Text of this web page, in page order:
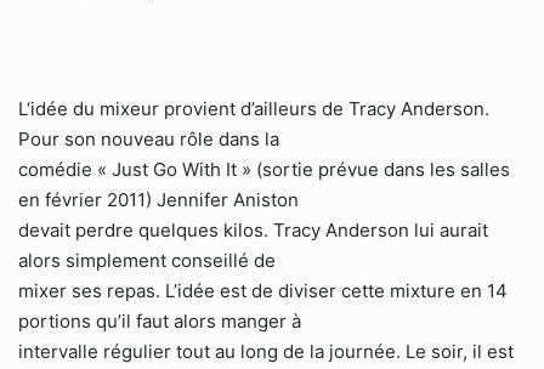
L‘idée du mixeur provient d’ailleurs de Tracy Anderson.
Pour son nouveau rôle dans la
comédie « Just Go With It » (sortie prévue dans les salles
en février 2011) Jennifer Aniston
devait perdre quelques kilos. Tracy Anderson lui aurait
alors simplement conseillé de
mixer ses repas. L’idée est de diviser cette mixture en 14
portions qu’il faut alors manger à
intervalle régulier tout au long de la journée. Le soir, il est